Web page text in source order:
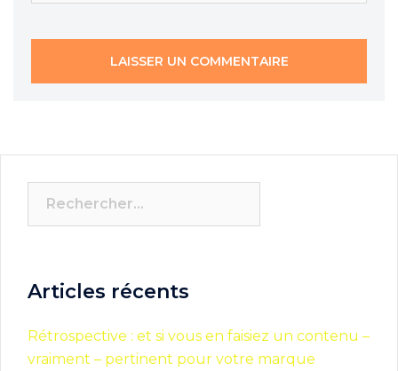
Articles récents
Rétrospective : et si vous en faisiez un contenu –
vraiment – pertinent pour votre marque